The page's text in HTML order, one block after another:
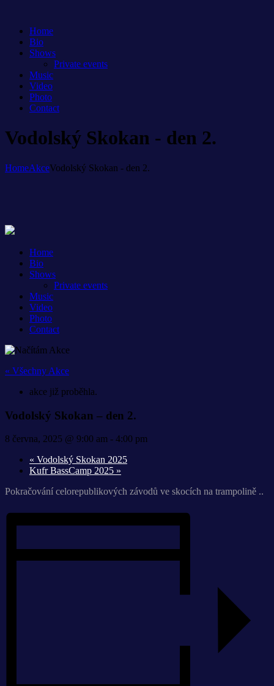
Home
Bio
Shows
Private events
Music
Video
Photo
Contact
Vodolský Skokan - den 2.
HomeAkceVodolský Skokan - den 2.
Home
Bio
Shows
Private events
Music
Video
Photo
Contact
« Všechny Akce
akce již proběhla.
Vodolský Skokan – den 2.
8 června, 2025 @ 9:00 am - 4:00 pm
« Vodolský Skokan 2025
Kufr BassCamp 2025 »
Pokračování celorepublikových závodů ve skocích na trampolině ..